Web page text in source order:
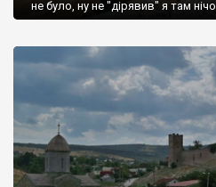
не було, ну не "дірявив" я там